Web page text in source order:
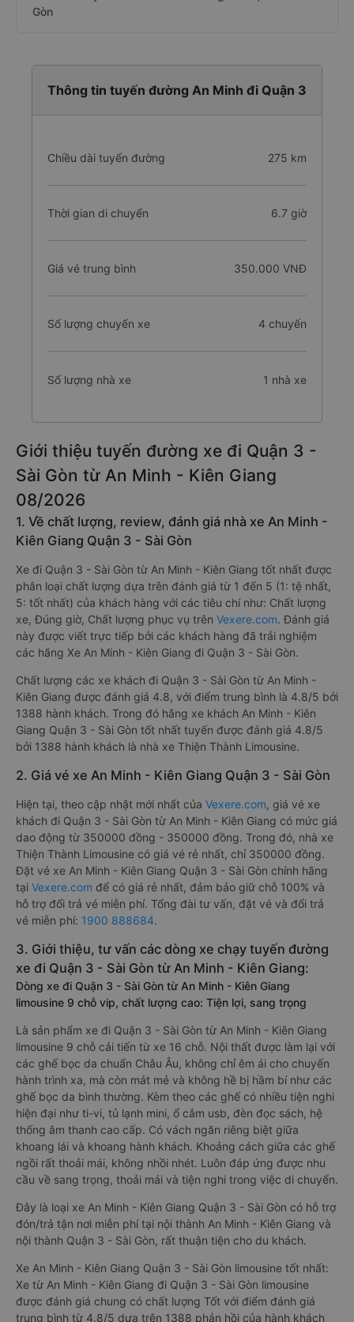
Gòn
Chiều dài tuyến đường 275 km
Thời gian di chuyển 6.7 giờ
Giá vé trung bình 350.000 VNĐ
Số lượng chuyến xe 4 chuyến
Giới thiệu tuyến đường xe đi Quận 3 -
Sài Gòn từ An Minh - Kiên Giang
1. Về chất lượng, review, đánh giá nhà xe An Minh -
Kiên Giang Quận 3 - Sài Gòn
Xe đi Quận 3 - Sài Gòn từ An Minh - Kiên Giang tốt nhất được
phân loại chất lượng dựa trên đánh giá từ 1 đến 5 (1: tệ nhất,
5: tốt nhất) của khách hàng với các tiêu chí như: Chất lượng
xe, Đúng giờ, Chất lượng phục vụ trênVexere.com. Đánh giá
này được viết trực tiếp bởi các khách hàng đã trải nghiệm
các hãng Xe An Minh - Kiên Giang đi Quận 3 - Sài Gòn.
Chất lượng các xe khách đi Quận 3 - Sài Gòn từ An Minh -
Kiên Giang được đánh giá 4.8, với điểm trung bình là 4.8/5 bởi
1388 hành khách. Trong đó hãng xe khách An Minh - Kiên
Giang Quận 3 - Sài Gòn tốt nhất tuyến được đánh giá 4.8/5
bởi 1388 hành khách là nhà xe Thiện Thành Limousine.
2. Giá vé xe An Minh - Kiên Giang Quận 3 - Sài Gòn
Hiện tại, theo cập nhật mới nhất của Vexere.com, giá vé xe
khách đi Quận 3 - Sài Gòn từ An Minh - Kiên Giang có mức giá
dao động từ 350000 đồng - 350000 đồng. Trong đó, nhà xe
Thiện Thành Limousine có giá vé rẻ nhất, chỉ 350000 đồng.
Đặt vé xe An Minh - Kiên Giang Quận 3 - Sài Gòn chính hãng
tại Vexere.com để có giá rẻ nhất, đảm bảo giữ chỗ 100% và
hỗ trợ đổi trả vé miễn phí. Tổng đài tư vấn, đặt vé và đổi trả
vé miễn phí: 1900 888684
3. Giới thiệu, tư vấn các dòng xe chạy tuyến đường
xe đi Quận 3 - Sài Gòn từ An Minh - Kiên Giang:
Dòng xe đi Quận 3 - Sài Gòn từ An Minh - Kiên Giang
limousine 9 chỗ vip, chất lượng cao: Tiện lợi, sang trọng
Là sản phẩm xe đi Quận 3 - Sài Gòn từ An Minh - Kiên Giang
limousine 9 chỗ cải tiến từ xe 16 chỗ. Nội thất được làm lại với
các ghế bọc da chuẩn Châu Âu, không chỉ êm ái cho chuyến
hành trình xa, mà còn mát mẻ và không hề bị hầm bí như các
ghế bọc da bình thường. Kèm theo các ghế có nhiều tiện nghi
hiện đại như ti-vi, tủ lạnh mini, ổ cắm usb, đèn đọc sách, hệ
thống âm thanh cao cấp. Có vách ngăn riêng biệt giữa
khoang lái và khoang hành khách. Khoảng cách giữa các ghế
ngồi rất thoải mái, không nhồi nhét. Luôn đáp ứng được nhu
cầu về sang trọng, thoải mái và tiện nghi trong việc di chuyển.
Đây là loại xe An Minh - Kiên Giang Quận 3 - Sài Gòn có hỗ trợ
đón/trả tận nơi miễn phí tại nội thành An Minh - Kiên Giang và
nội thành Quận 3 - Sài Gòn, rất thuận tiện cho du khách.